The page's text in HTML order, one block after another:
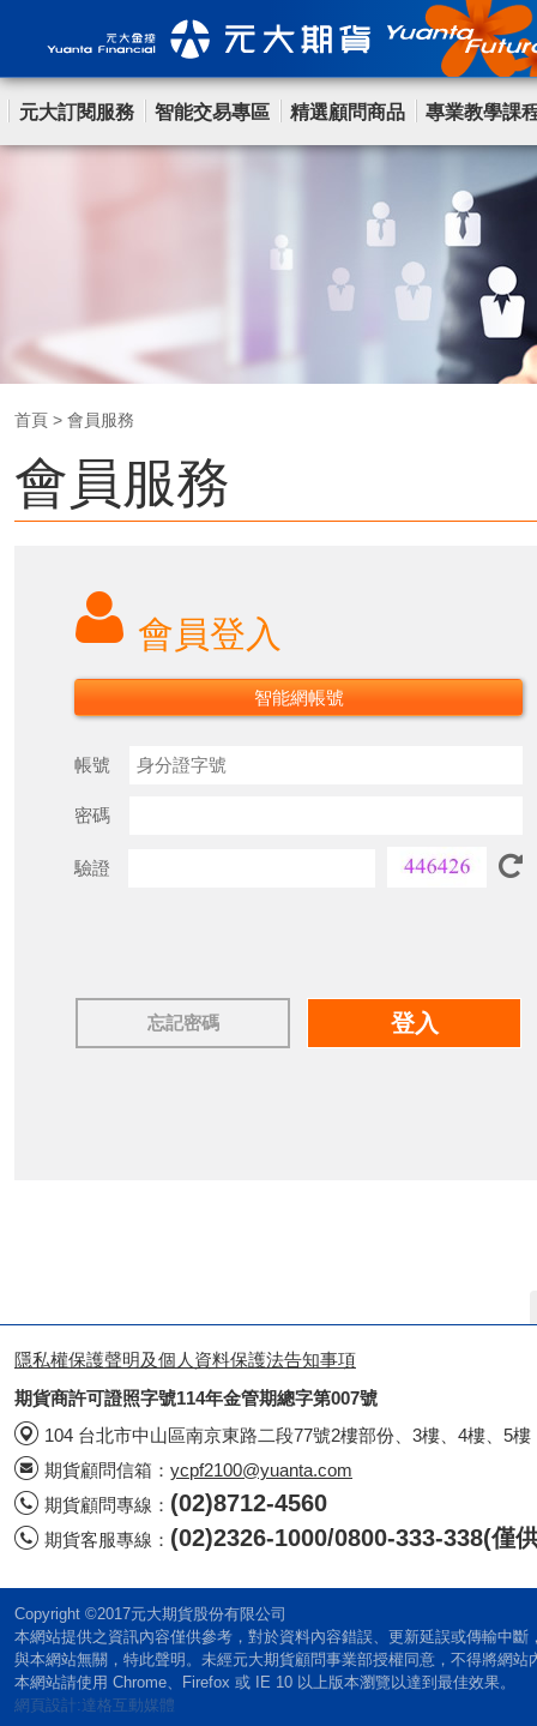
元大訂閱服務 智能交易專區 精選顧問商品 專業教學課
首頁 > 會員服務
會員服務
會員登入
智能網帳號
帳號
密碼
驗證
忘記密碼
隱私權保護聲明及個人資料保護法告知事項
期貨商許可證照字號114年金管期總字第007號
104 台北市中山區南京東路二段77號2樓部份、3樓、4樓、5樓
期貨顧問信箱： ycpf2100@yuanta.com
期貨顧問專線： (02)8712-4560
期貨客服專線： (02)2326-1000/0800-333-338(僅
Copyright ©2017元大期貨股份有限公司
本網站提供之資訊內容僅供參考，對於資料內容錯誤、更新延誤或傳輸中
與本網站無關，特此聲明。未經元大期貨顧問事業部授權同意，不得將網站
本網站請使用 Chrome、Firefox 或 IE 10 以上版本瀏覽以達到最佳效果。
網頁設計:達格互動媒體